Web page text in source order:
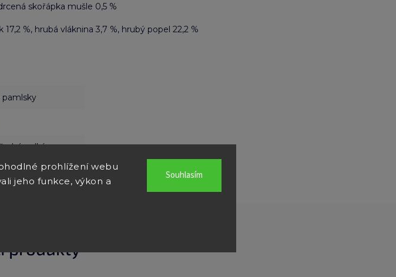
prohlížení webu
jeho funkce, výkon a
Souhlasím
skořápka mušle 0,5 %
%, hrubá vláknina 3,7 %, hrubý popel 22,2 %
pamlsky
velký
produkty